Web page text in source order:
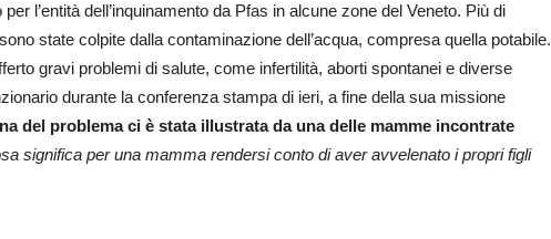
l’entità dell’inquinamento da Pfas in alcune zone del Veneto. Più di
state colpite dalla contaminazione dell’acqua, compresa quella potabile.
gravi problemi di salute, come infertilità, aborti spontanei e diverse
durante la conferenza stampa di ieri, a fine della sua missione
del problema ci è stata illustrata da una delle mamme incontrate
significa per una mamma rendersi conto di aver avvelenato i propri figli